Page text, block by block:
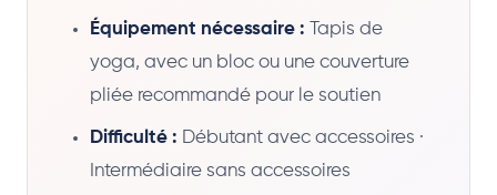
Équipement nécessaire : Tapis de
yoga, avec un bloc ou une couverture
pliée recommandé pour le soutien
Difficulté : Débutant avec accessoires ·
Intermédiaire sans accessoires